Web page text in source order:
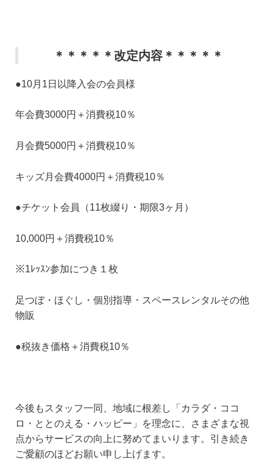
＊＊＊＊＊改定内容＊＊＊＊＊
●10月1日以降入会の会員様
年会費3000円＋消費税10％
月会費5000円＋消費税10％
キッズ月会費4000円＋消費税10％
●チケット会員（11枚綴り・期限3ヶ月）
10,000円＋消費税10％
※1ﾚｯｽﾝ参加につき１枚
足つぼ・ほぐし・個別指導・スペースレンタルその他
物販
●税抜き価格＋消費税10％
今後もスタッフ一同、地域に根差し「カラダ・ココ
ロ・ととのえる・ハッピー」を理念に、さまざまな視
点からサービスの向上に努めてまいります。引き続き
ご愛顧のほどお願い申し上げます。